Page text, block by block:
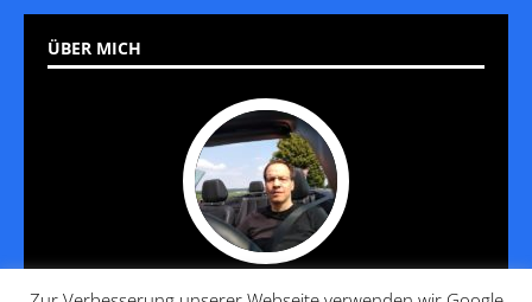
ÜBER MICH